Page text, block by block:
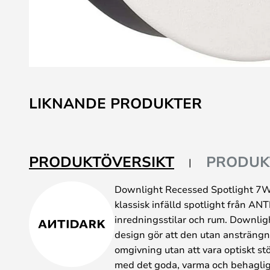
början
LIKNANDE PRODUKTER
PRODUKTÖVERSIKT
Downlight Recessed Spotlight
klassisk infälld spotlight från
inredningsstilar och rum.
design gör att den utan
omgivning utan att vara optiskt
med det goda, varma och